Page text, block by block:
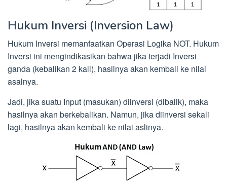
Hukum Inversi (Inversion Law)
Hukum Inversi memanfaatkan Operasi Logika NOT. Hukum
Inversi ini mengindikasikan bahwa jika terjadi Inversi
ganda (kebalikan 2 kali), hasilnya akan kembali ke nilai
asalnya.
Jadi, jika suatu Input (masukan) diinversi (dibalik), maka
hasilnya akan berkebalikan. Namun, jika diinversi sekali
lagi, hasilnya akan kembali ke nilai aslinya.